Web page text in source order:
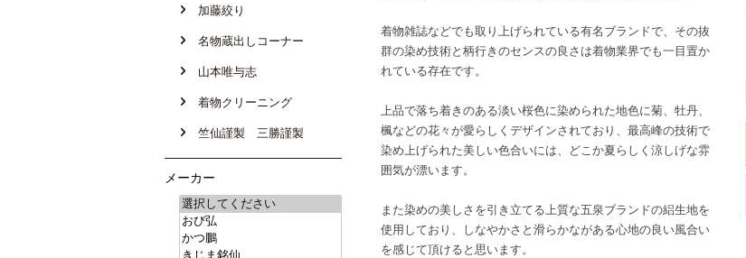
加藤絞り
名物蔵出しコーナー
山本唯与志
着物クリーニング
竺仙謹製 三勝謹製
メーカー
着物雑誌などでも取り上げられている有名ブランドで、その抜
群の染め技術と柄行きのセンスの良さは着物業界でも一目置か
れている存在です。
上品で落ち着きのある淡い桜色に染められた地色に菊、牡丹、
楓などの花々が愛らしくデザインされており、最高峰の技術で
染め上げられた美しい色合いには、どこか夏らしく涼しげな雰
囲気が漂います。
また染めの美しさを引き立てる上質な五泉ブランドの絽生地を
使用しており、しなやかさと滑らかながある心地の良い風合い
を感じて頂けると思います。